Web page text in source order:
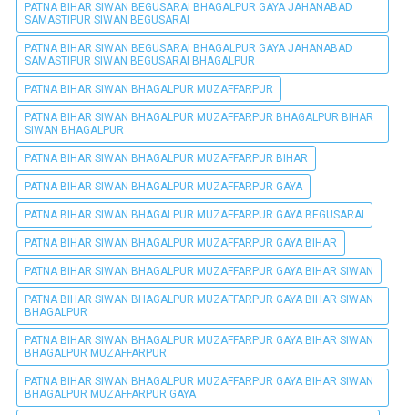
PATNA BIHAR SIWAN BEGUSARAI BHAGALPUR GAYA JAHANABAD
SAMASTIPUR SIWAN BEGUSARAI
PATNA BIHAR SIWAN BEGUSARAI BHAGALPUR GAYA JAHANABAD
SAMASTIPUR SIWAN BEGUSARAI BHAGALPUR
PATNA BIHAR SIWAN BHAGALPUR MUZAFFARPUR
PATNA BIHAR SIWAN BHAGALPUR MUZAFFARPUR BHAGALPUR BIHAR
SIWAN BHAGALPUR
PATNA BIHAR SIWAN BHAGALPUR MUZAFFARPUR BIHAR
PATNA BIHAR SIWAN BHAGALPUR MUZAFFARPUR GAYA
PATNA BIHAR SIWAN BHAGALPUR MUZAFFARPUR GAYA BEGUSARAI
PATNA BIHAR SIWAN BHAGALPUR MUZAFFARPUR GAYA BIHAR
PATNA BIHAR SIWAN BHAGALPUR MUZAFFARPUR GAYA BIHAR SIWAN
PATNA BIHAR SIWAN BHAGALPUR MUZAFFARPUR GAYA BIHAR SIWAN
BHAGALPUR
PATNA BIHAR SIWAN BHAGALPUR MUZAFFARPUR GAYA BIHAR SIWAN
BHAGALPUR MUZAFFARPUR
PATNA BIHAR SIWAN BHAGALPUR MUZAFFARPUR GAYA BIHAR SIWAN
BHAGALPUR MUZAFFARPUR GAYA